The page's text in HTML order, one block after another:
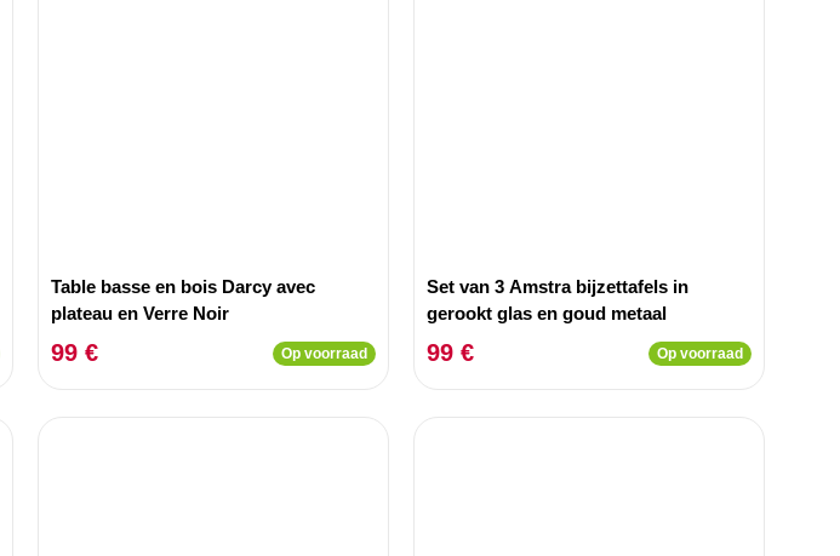
Table basse en bois Darcy avec
plateau en Verre Noir
99 € Op voorraad
Set van 3 Amstra bijzettafels in
gerookt glas en goud metaal
99 € Op voorraad